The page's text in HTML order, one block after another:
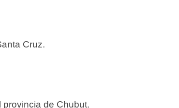
Cruz.
de Chubut.